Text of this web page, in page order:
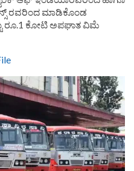
ರವರಿಂದ ಮಾಡಿಕೊಂಡ
ರೂ.1 ಕೋಟಿ ಅಪಘಾತ ವಿಮೆ